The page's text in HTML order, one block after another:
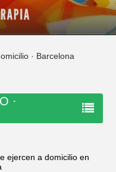
· Barcelona
·
ejercen a domicilio en